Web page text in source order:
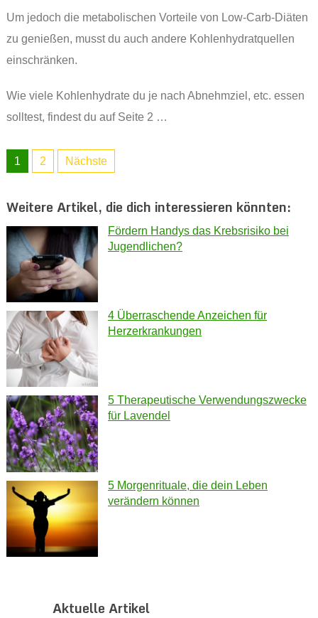
Um jedoch die metabolischen Vorteile von Low-Carb-Diäten
zu genießen, musst du auch andere Kohlenhydratquellen
einschränken.
Wie viele Kohlenhydrate du je nach Abnehmziel, etc. essen
solltest, findest du auf Seite 2 …
1 2 Nächste
Weitere Artikel, die dich interessieren könnten:
Fördern Handys das Krebsrisiko bei
Jugendlichen?
4 Überraschende Anzeichen für
Herzerkrankungen
5 Therapeutische Verwendungszwecke
für Lavendel
5 Morgenrituale, die dein Leben
verändern können
Aktuelle Artikel